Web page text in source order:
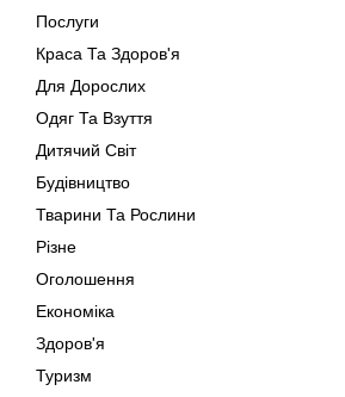
Послуги
Краса Та Здоров'я
Для Дорослих
Одяг Та Взуття
Дитячий Світ
Будівництво
Тварини Та Рослини
Різне
Оголошення
Економіка
Здоров'я
Туризм